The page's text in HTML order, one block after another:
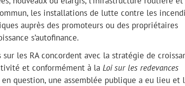
les installations de lutte contre les
auprès des promoteurs ou des propriétaires
s’autofinance.
les RA concordent avec la stratégie de
et conformément à la Loi sur les redevances
question, une assemblée publique a eu lieu et